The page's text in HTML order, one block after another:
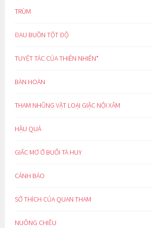
TRÙM
ĐAU BUỒN TỘT ĐỘ
TUYỆT TÁC CỦA THIÊN NHIÊN*
BÀN HOÀN
THAM NHŨNG VẶT LOẠI GIẶC NỘI XÂM
HẬU QUẢ
GIẤC MƠ Ở BUỔI TÀ HUY
CẢNH BÁO
SỞ THÍCH CỦA QUAN THAM
NUÔNG CHIỀU